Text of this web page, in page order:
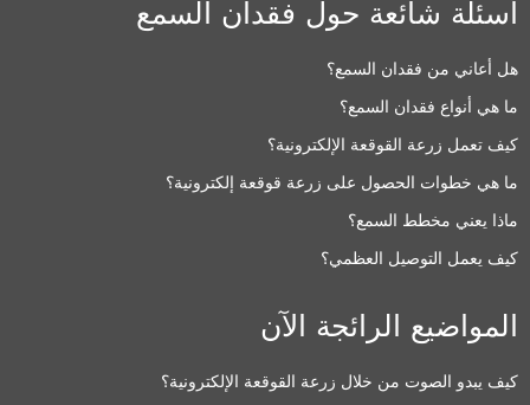
أسئلة شائعة حول فقدان السمع
هل أعاني من فقدان السمع؟
ما هي أنواع فقدان السمع؟
كيف تعمل زرعة القوقعة الإلكترونية؟
ما هي خطوات الحصول على زرعة قوقعة إلكترونية؟
ماذا يعني مخطط السمع؟
كيف يعمل التوصيل العظمي؟
المواضيع الرائجة الآن
كيف يبدو الصوت من خلال زرعة القوقعة الإلكترونية؟